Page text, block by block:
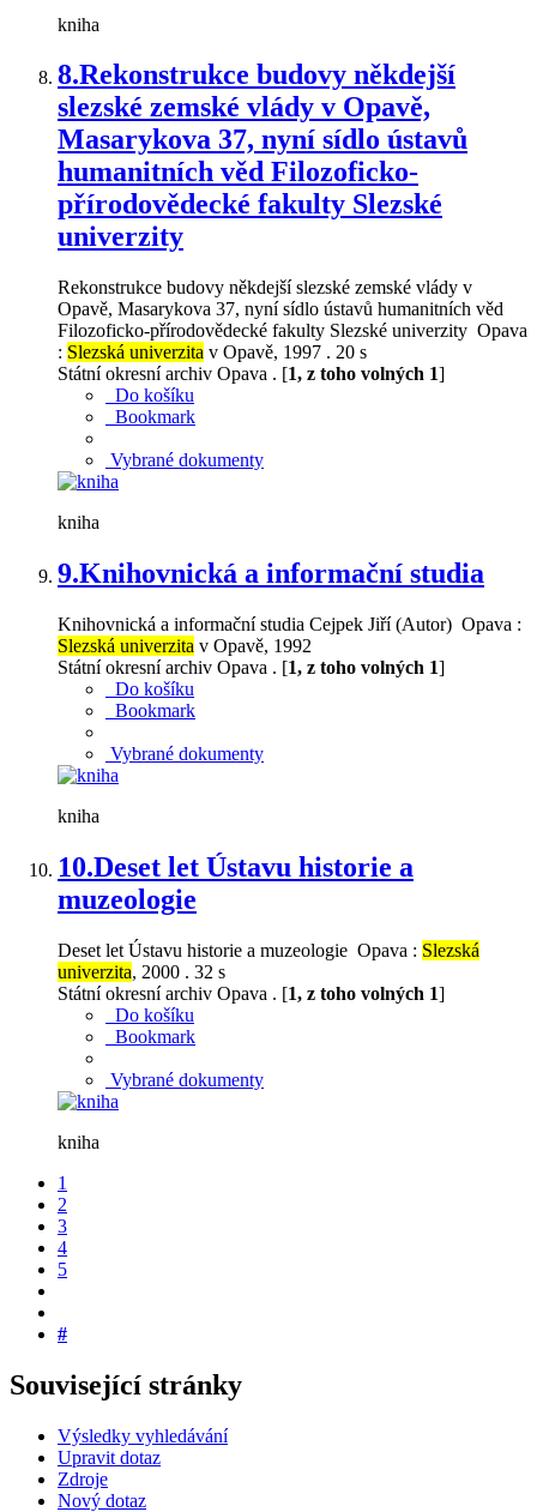
kniha
8.Rekonstrukce budovy někdejší
slezské zemské vlády v Opavě,
Masarykova 37, nyní sídlo ústavů
humanitních věd Filozoficko-
přírodovědecké fakulty Slezské
univerzity
Rekonstrukce budovy někdejší slezské zemské vlády v
Opavě, Masarykova 37, nyní sídlo ústavů humanitních věd
Filozoficko-přírodovědecké fakulty Slezské univerzity Opava
: Slezská univerzita v Opavě, 1997 . 20 s
Státní okresní archiv Opava . [1, z toho volných 1]
Do košíku
Bookmark
Vybrané dokumenty
kniha
9.Knihovnická a informační studia
Knihovnická a informační studia Cejpek Jiří (Autor) Opava :
Slezská univerzita v Opavě, 1992
Státní okresní archiv Opava . [1, z toho volných 1]
Do košíku
Bookmark
Vybrané dokumenty
kniha
10.Deset let Ústavu historie a
muzeologie
Deset let Ústavu historie a muzeologie Opava : Slezská
univerzita, 2000 . 32 s
Státní okresní archiv Opava . [1, z toho volných 1]
Do košíku
Bookmark
Vybrané dokumenty
kniha
1
2
3
4
5
#
Související stránky
Výsledky vyhledávání
Upravit dotaz
Zdroje
Nový dotaz